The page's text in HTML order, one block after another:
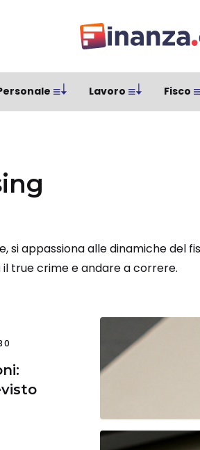
Lavoro Fisco
si appassiona alle dinamiche del
true crime e andare a correre.